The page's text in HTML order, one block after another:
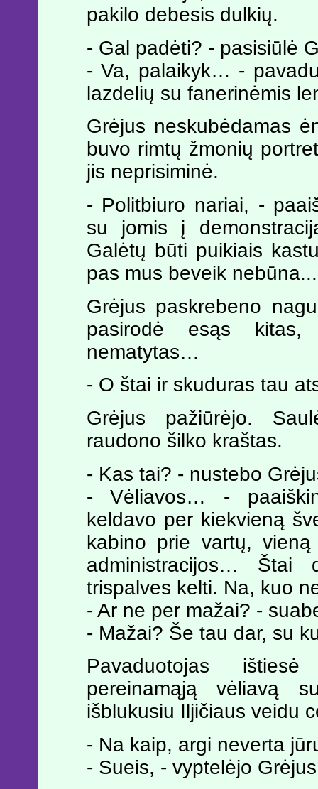
pakilo debesis dulkių.
- Gal padėti? - pasisiūlė
- Va, palaikyk… -
lazdelių su fanerinėmis
Grėjus neskubėdamas
buvo rimtų žmonių
jis neprisiminė.
- Politbiuro nariai, -
su jomis į
Galėtų būti puikiais
pas mus beveik nebūna...
Grėjus paskrebeno
pasirodė esąs
nematytas…
- O štai ir skuduras tau
Grėjus pažiūrėjo.
raudono šilko kraštas.
- Kas tai? - nustebo
- Vėliavos… -
keldavo per kiekvieną
kabino prie vartų,
administracijos…
trispalves kelti. Na, kuo
- Ar ne per mažai? -
- Mažai? Še tau dar, su
Pavaduotojas
pereinamąją vėliavą
išblukusiu Iljičiaus veidu
- Na kaip, argi neverta
- Sueis, - vyptelėjo